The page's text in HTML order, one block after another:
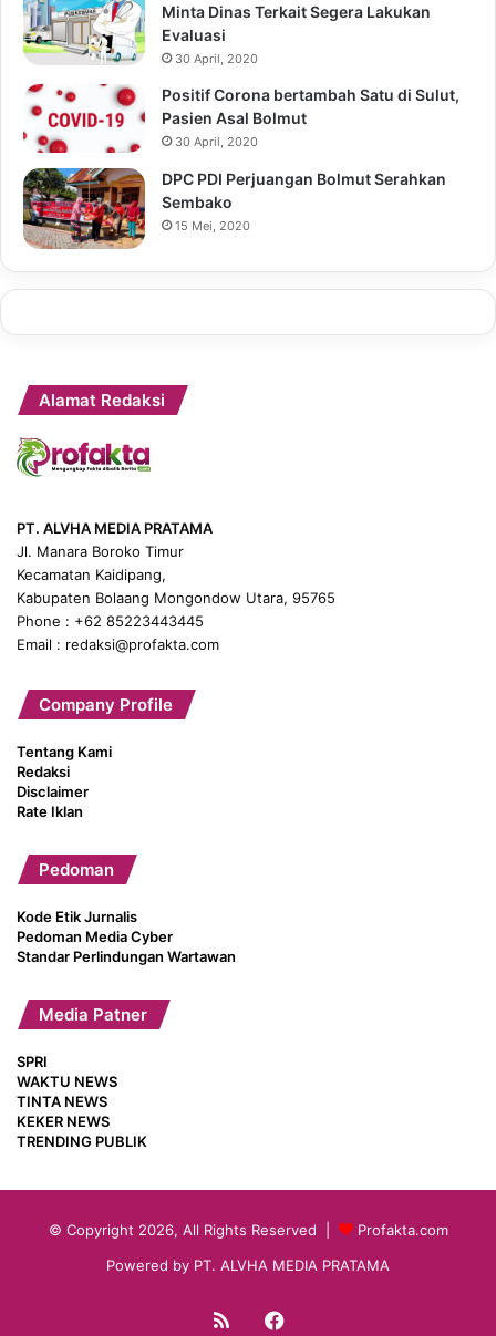
Minta Dinas Terkait Segera Lakukan
Evaluasi
30 April, 2020
Positif Corona bertambah Satu di Sulut,
Pasien Asal Bolmut
30 April, 2020
DPC PDI Perjuangan Bolmut Serahkan
Sembako
15 Mei, 2020
Alamat Redaksi
PT. ALVHA MEDIA PRATAMA
Jl. Manara Boroko Timur
Kecamatan Kaidipang,
Kabupaten Bolaang Mongondow Utara, 95765
Phone : +62 85223443445
Email : redaksi@profakta.com
Company Profile
Tentang Kami
Redaksi
Disclaimer
Rate Iklan
Pedoman
Kode Etik Jurnalis
Pedoman Media Cyber
Standar Perlindungan Wartawan
Media Patner
SPRI
WAKTU NEWS
TINTA NEWS
KEKER NEWS
TRENDING PUBLIK
© Copyright 2026, All Rights Reserved |
Profakta.com
Powered by PT. ALVHA MEDIA PRATAMA
RSS